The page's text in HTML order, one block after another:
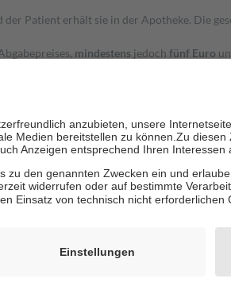
Patient erhält sie in der Apotheke. Die
mindestens jedoch fünf Euro
die besondere Stellung der Familie zu
der Fahrkosten
werden